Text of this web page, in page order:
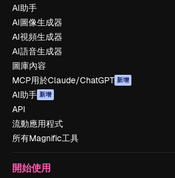
AI助手
AI圖像生成器
AI視頻生成器
AI語音生成器
圖庫內容
MCP用於Claude/ChatGPT 新增
AI助手 新增
API
流動應用程式
所有Magnific工具
開始使用